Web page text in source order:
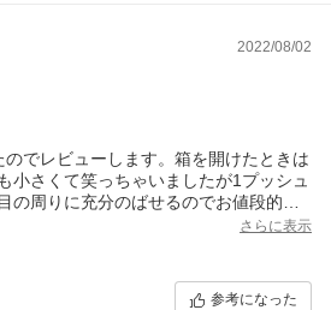
2022/08/02
でレビューします。箱を開けたときは
小さくて笑っちゃいましたが1プッシュ
の周りに充分のばせるのでお値段的に
す。2年ほど前から目の下のシワが気に
なっています。これは続けてみようと
さらに表示
参考になった